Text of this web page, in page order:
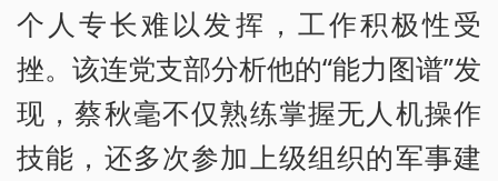
个人专长难以发挥，工作积极性受
挫。该连党支部分析他的“能力图谱”发
现，蔡秋毫不仅熟练掌握无人机操作
技能，还多次参加上级组织的军事建